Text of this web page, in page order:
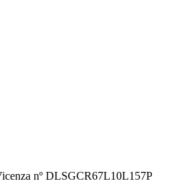
nº DLSGCR67L10L157P